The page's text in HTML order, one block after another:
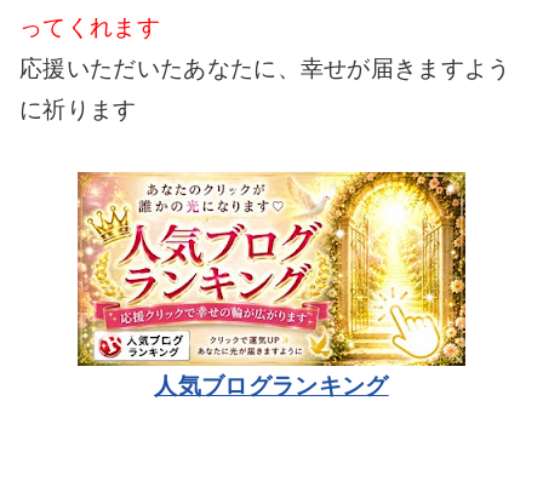
ってくれます
応援いただいたあなたに、幸せが届きますよう
に祈ります
人気ブログランキング